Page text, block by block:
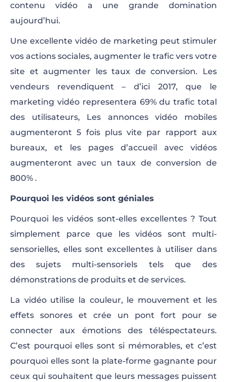
contenu vidéo a une grande domination
aujourd’hui.
Une excellente vidéo de marketing peut stimuler
vos actions sociales, augmenter le trafic vers votre
site et augmenter les taux de conversion. Les
vendeurs revendiquent – d’ici 2017, que le
marketing vidéo representera 69% du trafic total
des utilisateurs, Les annonces vidéo mobiles
augmenteront 5 fois plus vite par rapport aux
bureaux, et les pages d’accueil avec vidéos
augmenteront avec un taux de conversion de
800% .
Pourquoi les vidéos sont géniales
Pourquoi les vidéos sont-elles excellentes ? Tout
simplement parce que les vidéos sont multi-
sensorielles, elles sont excellentes à utiliser dans
des sujets multi-sensoriels tels que des
démonstrations de produits et de services.
La vidéo utilise la couleur, le mouvement et les
effets sonores et crée un pont fort pour se
connecter aux émotions des téléspectateurs.
C’est pourquoi elles sont si mémorables, et c’est
pourquoi elles sont la plate-forme gagnante pour
ceux qui souhaitent que leurs messages puissent